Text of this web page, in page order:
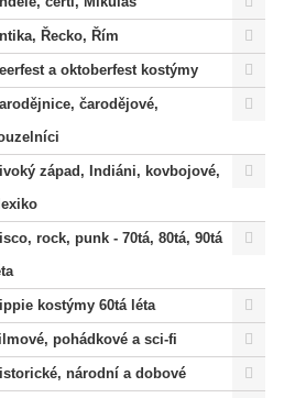
Řecko, Řím
a oktoberfest kostýmy
čarodějové,
západ, Indiáni, kovbojové,
rock, punk - 70tá, 80tá, 90tá
kostýmy 60tá léta
pohádkové a sci-fi
národní a dobové